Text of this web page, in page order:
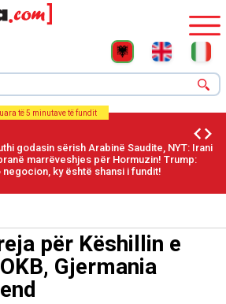
të 5 minutave të fundit
godasin sërish Arabinë Saudite, NYT: Irani
marrëveshjes për Hormuzin! Trump:
negocion, ky është shansi i fundit!
për Këshillin e
Gjermania